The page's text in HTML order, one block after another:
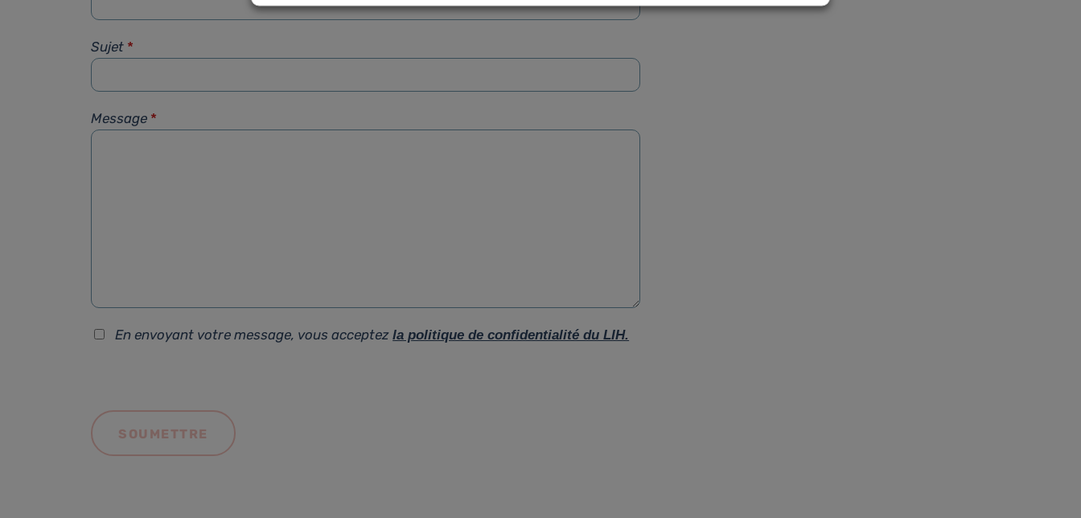
Sujet *
Message *
En envoyant votre message, vous acceptezla politique de confidentialité du LIH.